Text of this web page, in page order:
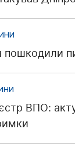
пошкодили
ВПО: